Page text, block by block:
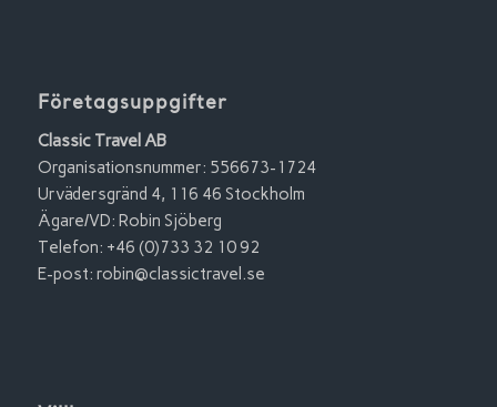
Företagsuppgifter
Classic Travel AB
Organisationsnummer: 556673-1724
Urvädersgränd 4, 116 46 Stockholm
Ägare/VD: Robin Sjöberg
Telefon: +46 (0)733 32 10 92
E-post: robin@classictravel.se